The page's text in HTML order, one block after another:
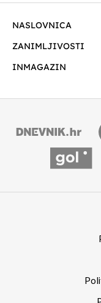
NASLOVNICA
ZANIMLJIVOSTI
INMAGAZIN